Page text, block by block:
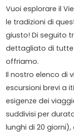
Vuoi esplorare il
le tradizioni di
giusto! Di seguito
dettagliato di tutte
offriamo.
Il nostro elenco di
escursioni brevi a
esigenze dei
suddivisi per
lunghi di 20